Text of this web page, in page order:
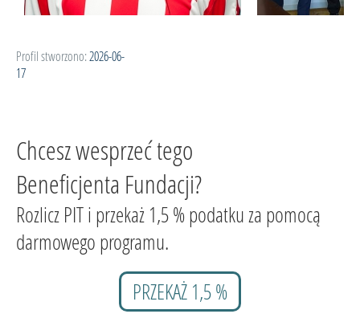
Profil stworzono: 2026-06-
17
Chcesz wesprzeć tego
Beneficjenta Fundacji?
Rozlicz PIT i przekaż 1,5 % podatku za pomocą
darmowego programu.
PRZEKAŻ 1,5 %